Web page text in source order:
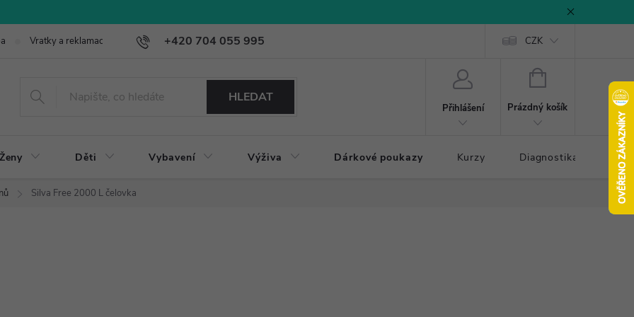
+420 704 055 995
Vratky a reklamace CZK
HLEDAT
Přihlášení
NÁKUPNÍ
Prázdný košík
Ženy Děti Vybavení Výživa Dárkové poukazy Kurzy Diagnostika došlapu
Silva Free 2000 L čelovka